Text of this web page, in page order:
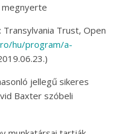
Transylvania Trust, Open
hu/program/a-
jellegű sikeres
Baxter szóbeli